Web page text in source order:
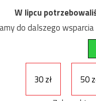
W lipcu
do dalszego
30 zł 50